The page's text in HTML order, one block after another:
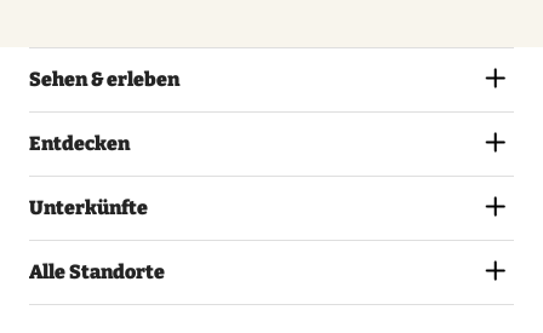
Sehen & erleben
Entdecken
Unterkünfte
Alle Standorte